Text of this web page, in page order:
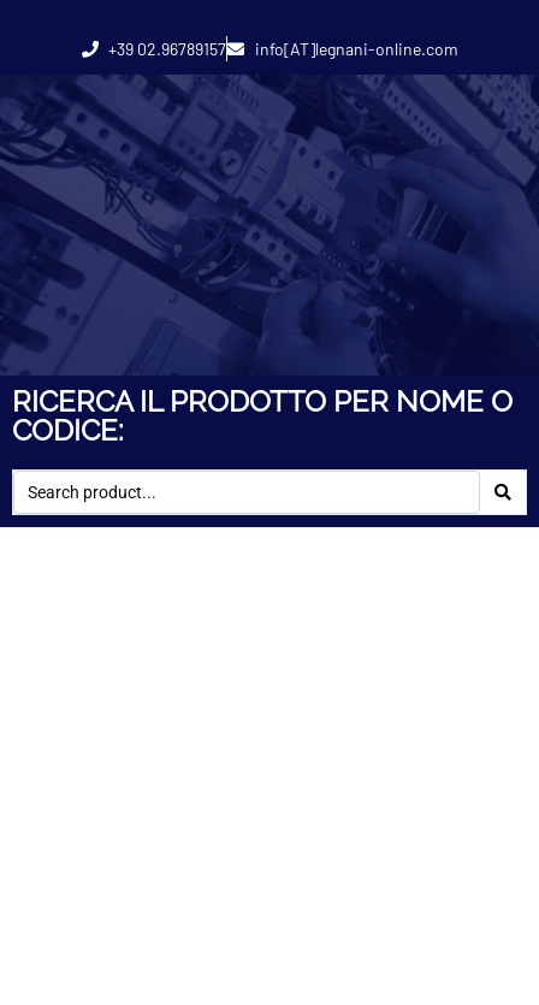
+39 02.96789157 info[AT]legnani-online.com
RICERCA IL PRODOTTO PER NOME O
CODICE: